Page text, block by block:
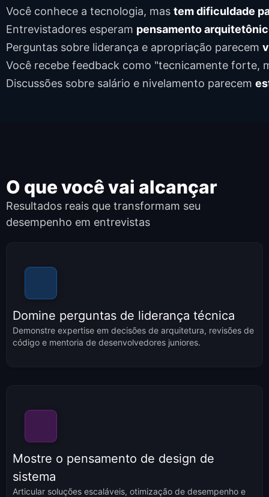
Você conhece a tecnologia, mas tem dificuldade
Entrevistadores esperam pensamento
Perguntas sobre liderança e apropriação parecem
Você recebe feedback como "tecnicamente forte,
Discussões sobre salário e nivelamento parecem
O que você vai alcançar
Resultados reais que transformam seu
desempenho em entrevistas
Domine perguntas de liderança técnica
Demonstre expertise em decisões de arquitetura, revisões de
código e mentoria de desenvolvedores juniores.
Mostre o pensamento de design de
sistema
Articular soluções escaláveis, otimização de desempenho e